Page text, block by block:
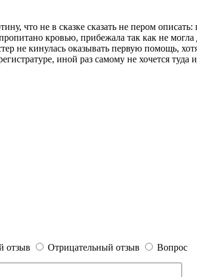
что не в сказке сказать не пером
кровью, прибежала так как не
не кинулась оказывать первую помощь,
иной раз самому не хочется туда
отзыв Отрицательный отзыв Вопрос